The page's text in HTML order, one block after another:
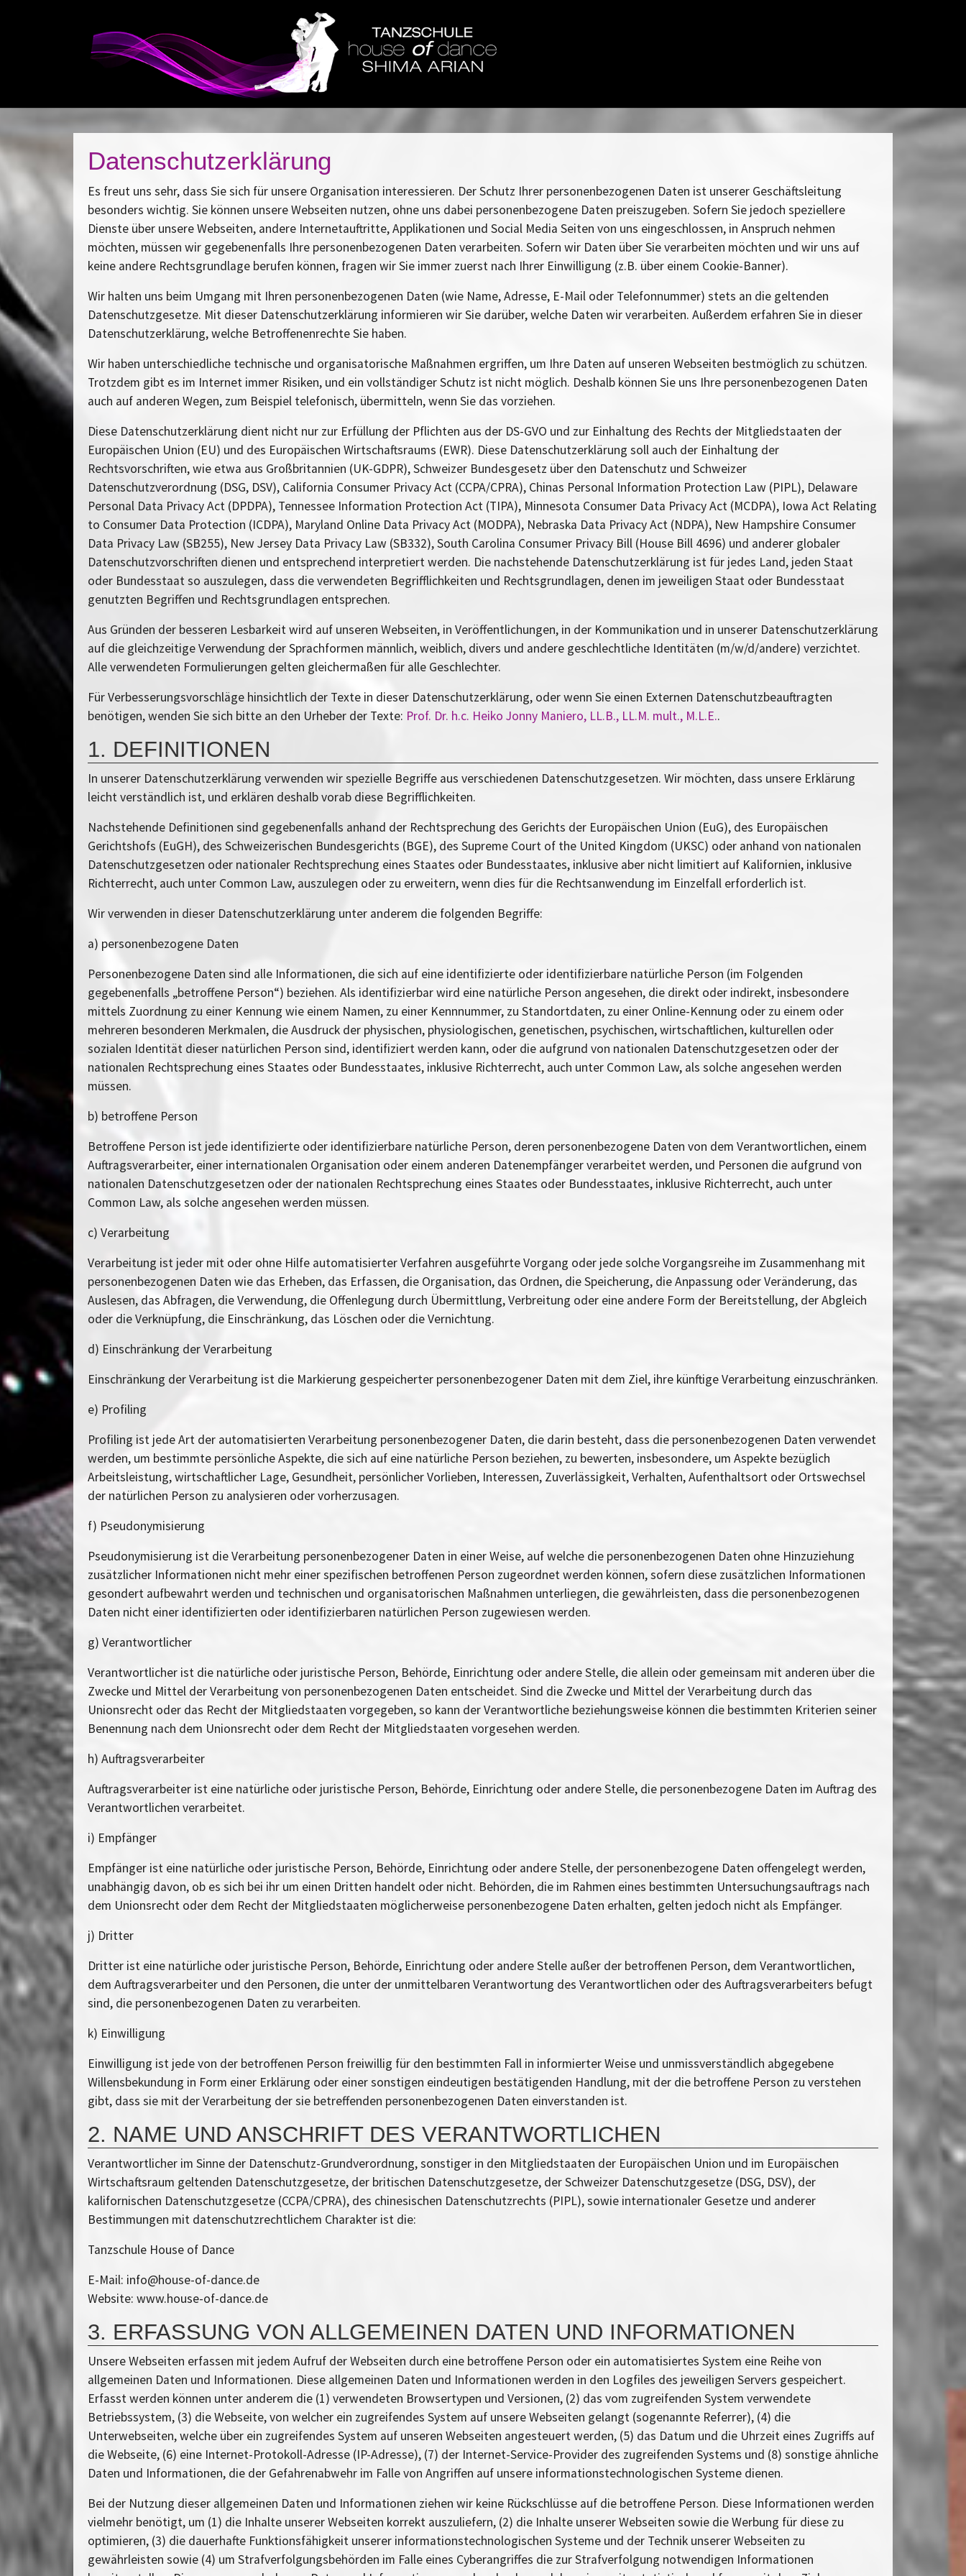
Datenschutzerklärung
Es freut uns sehr, dass Sie sich für unsere Organisation interessieren. Der Schutz Ihrer personenbezogenen Daten ist unserer Geschäftsleitung
besonders wichtig. Sie können unsere Webseiten nutzen, ohne uns dabei personenbezogene Daten preiszugeben. Sofern Sie jedoch speziellere
Dienste über unsere Webseiten, andere Internetauftritte, Applikationen und Social Media Seiten von uns eingeschlossen, in Anspruch nehmen
möchten, müssen wir gegebenenfalls Ihre personenbezogenen Daten verarbeiten. Sofern wir Daten über Sie verarbeiten möchten und wir uns auf
keine andere Rechtsgrundlage berufen können, fragen wir Sie immer zuerst nach Ihrer Einwilligung (z.B. über einem Cookie-Banner).
Wir halten uns beim Umgang mit Ihren personenbezogenen Daten (wie Name, Adresse, E-Mail oder Telefonnummer) stets an die geltenden
Datenschutzgesetze. Mit dieser Datenschutzerklärung informieren wir Sie darüber, welche Daten wir verarbeiten. Außerdem erfahren Sie in dieser
Datenschutzerklärung, welche Betroffenenrechte Sie haben.
Wir haben unterschiedliche technische und organisatorische Maßnahmen ergriffen, um Ihre Daten auf unseren Webseiten bestmöglich zu schützen.
Trotzdem gibt es im Internet immer Risiken, und ein vollständiger Schutz ist nicht möglich. Deshalb können Sie uns Ihre personenbezogenen Daten
auch auf anderen Wegen, zum Beispiel telefonisch, übermitteln, wenn Sie das vorziehen.
Diese Datenschutzerklärung dient nicht nur zur Erfüllung der Pflichten aus der DS-GVO und zur Einhaltung des Rechts der Mitgliedstaaten der
Europäischen Union (EU) und des Europäischen Wirtschaftsraums (EWR). Diese Datenschutzerklärung soll auch der Einhaltung der
Rechtsvorschriften, wie etwa aus Großbritannien (UK-GDPR), Schweizer Bundesgesetz über den Datenschutz und Schweizer
Datenschutzverordnung (DSG, DSV), California Consumer Privacy Act (CCPA/CPRA), Chinas Personal Information Protection Law (PIPL), Delaware
Personal Data Privacy Act (DPDPA), Tennessee Information Protection Act (TIPA), Minnesota Consumer Data Privacy Act (MCDPA), Iowa Act Relating
to Consumer Data Protection (ICDPA), Maryland Online Data Privacy Act (MODPA), Nebraska Data Privacy Act (NDPA), New Hampshire Consumer
Data Privacy Law (SB255), New Jersey Data Privacy Law (SB332), South Carolina Consumer Privacy Bill (House Bill 4696) und anderer globaler
Datenschutzvorschriften dienen und entsprechend interpretiert werden. Die nachstehende Datenschutzerklärung ist für jedes Land, jeden Staat
oder Bundesstaat so auszulegen, dass die verwendeten Begrifflichkeiten und Rechtsgrundlagen, denen im jeweiligen Staat oder Bundesstaat
genutzten Begriffen und Rechtsgrundlagen entsprechen.
Aus Gründen der besseren Lesbarkeit wird auf unseren Webseiten, in Veröffentlichungen, in der Kommunikation und in unserer Datenschutzerklärung
auf die gleichzeitige Verwendung der Sprachformen männlich, weiblich, divers und andere geschlechtliche Identitäten (m/w/d/andere) verzichtet.
Alle verwendeten Formulierungen gelten gleichermaßen für alle Geschlechter.
Für Verbesserungsvorschläge hinsichtlich der Texte in dieser Datenschutzerklärung, oder wenn Sie einen Externen Datenschutzbeauftragten
benötigen, wenden Sie sich bitte an den Urheber der Texte: Prof. Dr. h.c. Heiko Jonny Maniero, LL.B., LL.M. mult., M.L.E..
1. DEFINITIONEN
In unserer Datenschutzerklärung verwenden wir spezielle Begriffe aus verschiedenen Datenschutzgesetzen. Wir möchten, dass unsere Erklärung
leicht verständlich ist, und erklären deshalb vorab diese Begrifflichkeiten.
Nachstehende Definitionen sind gegebenenfalls anhand der Rechtsprechung des Gerichts der Europäischen Union (EuG), des Europäischen
Gerichtshofs (EuGH), des Schweizerischen Bundesgerichts (BGE), des Supreme Court of the United Kingdom (UKSC) oder anhand von nationalen
Datenschutzgesetzen oder nationaler Rechtsprechung eines Staates oder Bundesstaates, inklusive aber nicht limitiert auf Kalifornien, inklusive
Richterrecht, auch unter Common Law, auszulegen oder zu erweitern, wenn dies für die Rechtsanwendung im Einzelfall erforderlich ist.
Wir verwenden in dieser Datenschutzerklärung unter anderem die folgenden Begriffe:
a) personenbezogene Daten
Personenbezogene Daten sind alle Informationen, die sich auf eine identifizierte oder identifizierbare natürliche Person (im Folgenden
gegebenenfalls „betroffene Person“) beziehen. Als identifizierbar wird eine natürliche Person angesehen, die direkt oder indirekt, insbesondere
mittels Zuordnung zu einer Kennung wie einem Namen, zu einer Kennnummer, zu Standortdaten, zu einer Online-Kennung oder zu einem oder
mehreren besonderen Merkmalen, die Ausdruck der physischen, physiologischen, genetischen, psychischen, wirtschaftlichen, kulturellen oder
sozialen Identität dieser natürlichen Person sind, identifiziert werden kann, oder die aufgrund von nationalen Datenschutzgesetzen oder der
nationalen Rechtsprechung eines Staates oder Bundesstaates, inklusive Richterrecht, auch unter Common Law, als solche angesehen werden
müssen.
b) betroffene Person
Betroffene Person ist jede identifizierte oder identifizierbare natürliche Person, deren personenbezogene Daten von dem Verantwortlichen, einem
Auftragsverarbeiter, einer internationalen Organisation oder einem anderen Datenempfänger verarbeitet werden, und Personen die aufgrund von
nationalen Datenschutzgesetzen oder der nationalen Rechtsprechung eines Staates oder Bundesstaates, inklusive Richterrecht, auch unter
Common Law, als solche angesehen werden müssen.
c) Verarbeitung
Verarbeitung ist jeder mit oder ohne Hilfe automatisierter Verfahren ausgeführte Vorgang oder jede solche Vorgangsreihe im Zusammenhang mit
personenbezogenen Daten wie das Erheben, das Erfassen, die Organisation, das Ordnen, die Speicherung, die Anpassung oder Veränderung, das
Auslesen, das Abfragen, die Verwendung, die Offenlegung durch Übermittlung, Verbreitung oder eine andere Form der Bereitstellung, der Abgleich
oder die Verknüpfung, die Einschränkung, das Löschen oder die Vernichtung.
d) Einschränkung der Verarbeitung
Einschränkung der Verarbeitung ist die Markierung gespeicherter personenbezogener Daten mit dem Ziel, ihre künftige Verarbeitung einzuschränken.
e) Profiling
Profiling ist jede Art der automatisierten Verarbeitung personenbezogener Daten, die darin besteht, dass die personenbezogenen Daten verwendet
werden, um bestimmte persönliche Aspekte, die sich auf eine natürliche Person beziehen, zu bewerten, insbesondere, um Aspekte bezüglich
Arbeitsleistung, wirtschaftlicher Lage, Gesundheit, persönlicher Vorlieben, Interessen, Zuverlässigkeit, Verhalten, Aufenthaltsort oder Ortswechsel
der natürlichen Person zu analysieren oder vorherzusagen.
f) Pseudonymisierung
Pseudonymisierung ist die Verarbeitung personenbezogener Daten in einer Weise, auf welche die personenbezogenen Daten ohne Hinzuziehung
zusätzlicher Informationen nicht mehr einer spezifischen betroffenen Person zugeordnet werden können, sofern diese zusätzlichen Informationen
gesondert aufbewahrt werden und technischen und organisatorischen Maßnahmen unterliegen, die gewährleisten, dass die personenbezogenen
Daten nicht einer identifizierten oder identifizierbaren natürlichen Person zugewiesen werden.
g) Verantwortlicher
Verantwortlicher ist die natürliche oder juristische Person, Behörde, Einrichtung oder andere Stelle, die allein oder gemeinsam mit anderen über die
Zwecke und Mittel der Verarbeitung von personenbezogenen Daten entscheidet. Sind die Zwecke und Mittel der Verarbeitung durch das
Unionsrecht oder das Recht der Mitgliedstaaten vorgegeben, so kann der Verantwortliche beziehungsweise können die bestimmten Kriterien seiner
Benennung nach dem Unionsrecht oder dem Recht der Mitgliedstaaten vorgesehen werden.
h) Auftragsverarbeiter
Auftragsverarbeiter ist eine natürliche oder juristische Person, Behörde, Einrichtung oder andere Stelle, die personenbezogene Daten im Auftrag des
Verantwortlichen verarbeitet.
i) Empfänger
Empfänger ist eine natürliche oder juristische Person, Behörde, Einrichtung oder andere Stelle, der personenbezogene Daten offengelegt werden,
unabhängig davon, ob es sich bei ihr um einen Dritten handelt oder nicht. Behörden, die im Rahmen eines bestimmten Untersuchungsauftrags nach
dem Unionsrecht oder dem Recht der Mitgliedstaaten möglicherweise personenbezogene Daten erhalten, gelten jedoch nicht als Empfänger.
j) Dritter
Dritter ist eine natürliche oder juristische Person, Behörde, Einrichtung oder andere Stelle außer der betroffenen Person, dem Verantwortlichen,
dem Auftragsverarbeiter und den Personen, die unter der unmittelbaren Verantwortung des Verantwortlichen oder des Auftragsverarbeiters befugt
sind, die personenbezogenen Daten zu verarbeiten.
k) Einwilligung
Einwilligung ist jede von der betroffenen Person freiwillig für den bestimmten Fall in informierter Weise und unmissverständlich abgegebene
Willensbekundung in Form einer Erklärung oder einer sonstigen eindeutigen bestätigenden Handlung, mit der die betroffene Person zu verstehen
gibt, dass sie mit der Verarbeitung der sie betreffenden personenbezogenen Daten einverstanden ist.
2. NAME UND ANSCHRIFT DES VERANTWORTLICHEN
Verantwortlicher im Sinne der Datenschutz-Grundverordnung, sonstiger in den Mitgliedstaaten der Europäischen Union und im Europäischen
Wirtschaftsraum geltenden Datenschutzgesetze, der britischen Datenschutzgesetze, der Schweizer Datenschutzgesetze (DSG, DSV), der
kalifornischen Datenschutzgesetze (CCPA/CPRA), des chinesischen Datenschutzrechts (PIPL), sowie internationaler Gesetze und anderer
Bestimmungen mit datenschutzrechtlichem Charakter ist die:
Tanzschule House of Dance
E-Mail: info@house-of-dance.de
Website: www.house-of-dance.de
3. ERFASSUNG VON ALLGEMEINEN DATEN UND INFORMATIONEN
Unsere Webseiten erfassen mit jedem Aufruf der Webseiten durch eine betroffene Person oder ein automatisiertes System eine Reihe von
allgemeinen Daten und Informationen. Diese allgemeinen Daten und Informationen werden in den Logfiles des jeweiligen Servers gespeichert.
Erfasst werden können unter anderem die (1) verwendeten Browsertypen und Versionen, (2) das vom zugreifenden System verwendete
Betriebssystem, (3) die Webseite, von welcher ein zugreifendes System auf unsere Webseiten gelangt (sogenannte Referrer), (4) die
Unterwebseiten, welche über ein zugreifendes System auf unseren Webseiten angesteuert werden, (5) das Datum und die Uhrzeit eines Zugriffs auf
die Webseite, (6) eine Internet-Protokoll-Adresse (IP-Adresse), (7) der Internet-Service-Provider des zugreifenden Systems und (8) sonstige ähnliche
Daten und Informationen, die der Gefahrenabwehr im Falle von Angriffen auf unsere informationstechnologischen Systeme dienen.
Bei der Nutzung dieser allgemeinen Daten und Informationen ziehen wir keine Rückschlüsse auf die betroffene Person. Diese Informationen werden
vielmehr benötigt, um (1) die Inhalte unserer Webseiten korrekt auszuliefern, (2) die Inhalte unserer Webseiten sowie die Werbung für diese zu
optimieren, (3) die dauerhafte Funktionsfähigkeit unserer informationstechnologischen Systeme und der Technik unserer Webseiten zu
gewährleisten sowie (4) um Strafverfolgungsbehörden im Falle eines Cyberangriffes die zur Strafverfolgung notwendigen Informationen